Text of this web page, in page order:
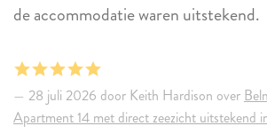
de accommodatie waren uitstekend.
28 juli 2026 door Keith Hardison over
Apartment 14 met direct zeezicht uitstekend